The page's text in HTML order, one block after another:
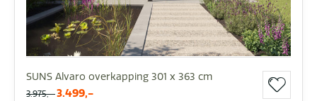
SUNS Alvaro overkapping 301 x 363 cm
3.975,- 3.499,-